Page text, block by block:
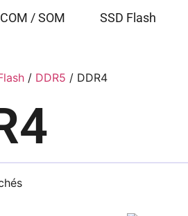
COM / SOM SSD Flash
/ DDR5 / DDR4